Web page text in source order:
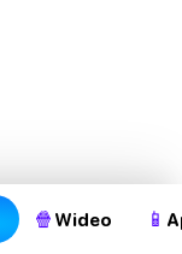
🍿 Wideo 📱